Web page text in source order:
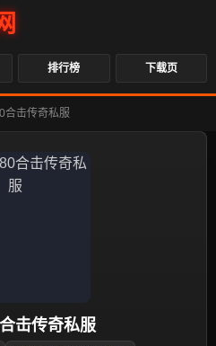
排行榜 下载页
合击传奇私服
击传奇私服